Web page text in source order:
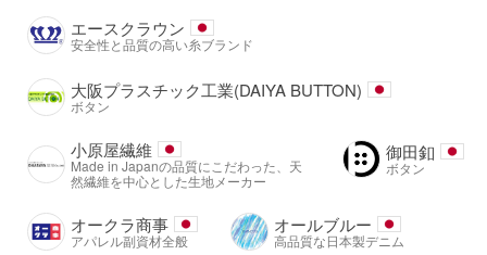
エースクラウン
安全性と品質の高い糸ブランド
大阪プラスチック工業(DAIYA BUTTON)
ボタン
小原屋繊維
Made in Japanの品質にこだわった、天
然繊維を中心とした生地メーカー
御田釦
ボタン
オークラ商事
アパレル副資材全般
オールブルー
高品質な日本製デニム